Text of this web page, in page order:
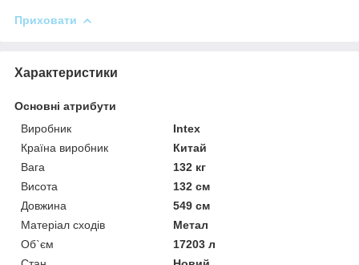
Приховати
Характеристики
Основні атрибути
Виробник
Intex
Країна виробник
Китай
Вага
132 кг
Висота
132 см
Довжина
549 см
Матеріал сходів
Метал
Об`єм
17203 л